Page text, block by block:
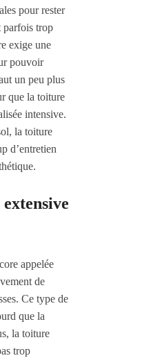
pour rester
parfois trop
exige une
pouvoir
un peu plus
que la toiture
intensive.
la toiture
d’entretien
appelée
de
Ce type de
que la
la toiture
trop